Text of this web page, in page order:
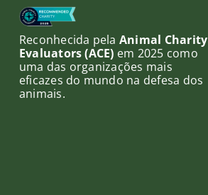
Reconhecida pela Animal Charity
Evaluators (ACE) em 2025 como
uma das organizações mais
eficazes do mundo na defesa dos
animais.